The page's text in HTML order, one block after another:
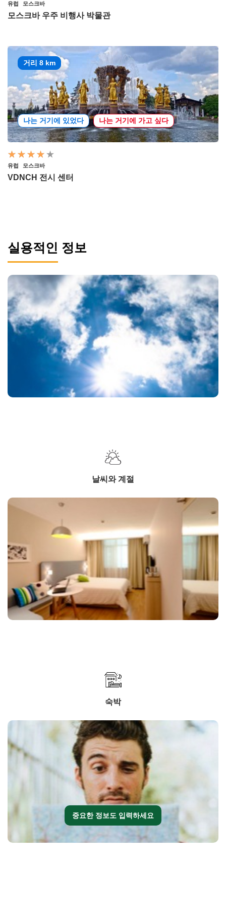
유럽 모스크바
모스크바 우주 비행사 박물관
거리 8 km
나는 거기에 있었다 나는 거기에 가고 싶다
유럽 모스크바
VDNCH 전시 센터
실용적인 정보
날씨와 계절
숙박
중요한 정보도 입력하세요